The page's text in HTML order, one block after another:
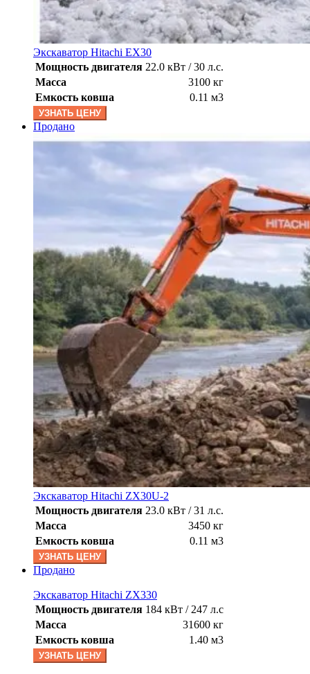
Экскаватор Hitachi EX30
Мощность двигателя 22.0 кВт / 30 л.с.
Масса
3100 кг
Емкость ковша
0.11 м3
УЗНАТЬ ЦЕНУ
Продано
Экскаватор Hitachi ZX30U-2
Мощность двигателя 23.0 кВт / 31 л.с.
Масса
3450 кг
Емкость ковша
0.11 м3
УЗНАТЬ ЦЕНУ
Продано
Экскаватор Hitachi ZX330
Мощность двигателя 184 кВт / 247 л.с
Масса
31600 кг
Емкость ковша
1.40 м3
УЗНАТЬ ЦЕНУ